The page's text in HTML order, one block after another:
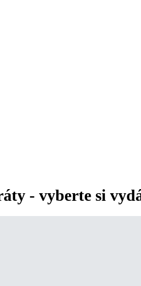
- vyberte si